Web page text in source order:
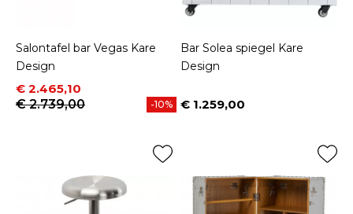
Salontafel bar Vegas Kare
Design
Prijs
€ 2.465,10
Normale prijs
€ 2.739,00
-10%
Bar Solea spiegel Kare
Design
Prijs
€ 1.259,00